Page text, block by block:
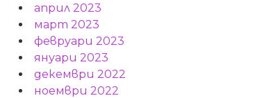
април 2023
март 2023
февруари 2023
януари 2023
декември 2022
ноември 2022